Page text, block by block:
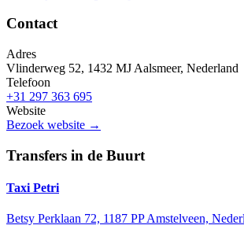
Contact
Adres
Vlinderweg 52, 1432 MJ Aalsmeer, Nederland
Telefoon
+31 297 363 695
Website
Bezoek website →
Transfers in de Buurt
Taxi Petri
Betsy Perklaan 72, 1187 PP Amstelveen,